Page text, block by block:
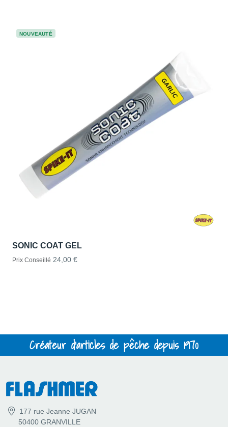
NOUVEAUTÉ
SONIC COAT GEL
Prix Conseillé 24,00 €
Créateur d'articles de pêche depuis 1970
177 rue Jeanne JUGAN
50400 GRANVILLE